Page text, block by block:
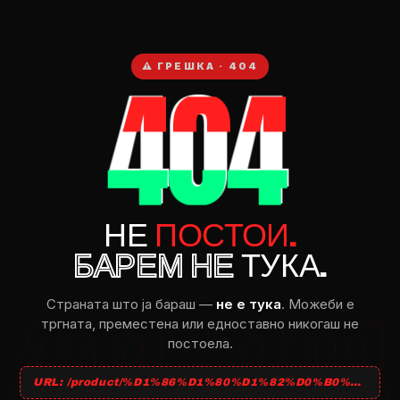
⚠ ГРЕШКА · 404
404
НЕ ПОСТОИ.
БАРЕМ НЕТУКА.
Страната што ja бараш — не e тука. Можеби e
тргната, преместена или едноставно никогаш не
постоела.
URL: /product/%D1%86%D1%80%D1%82%D0%B0%D0%BD%D0%B8-609/